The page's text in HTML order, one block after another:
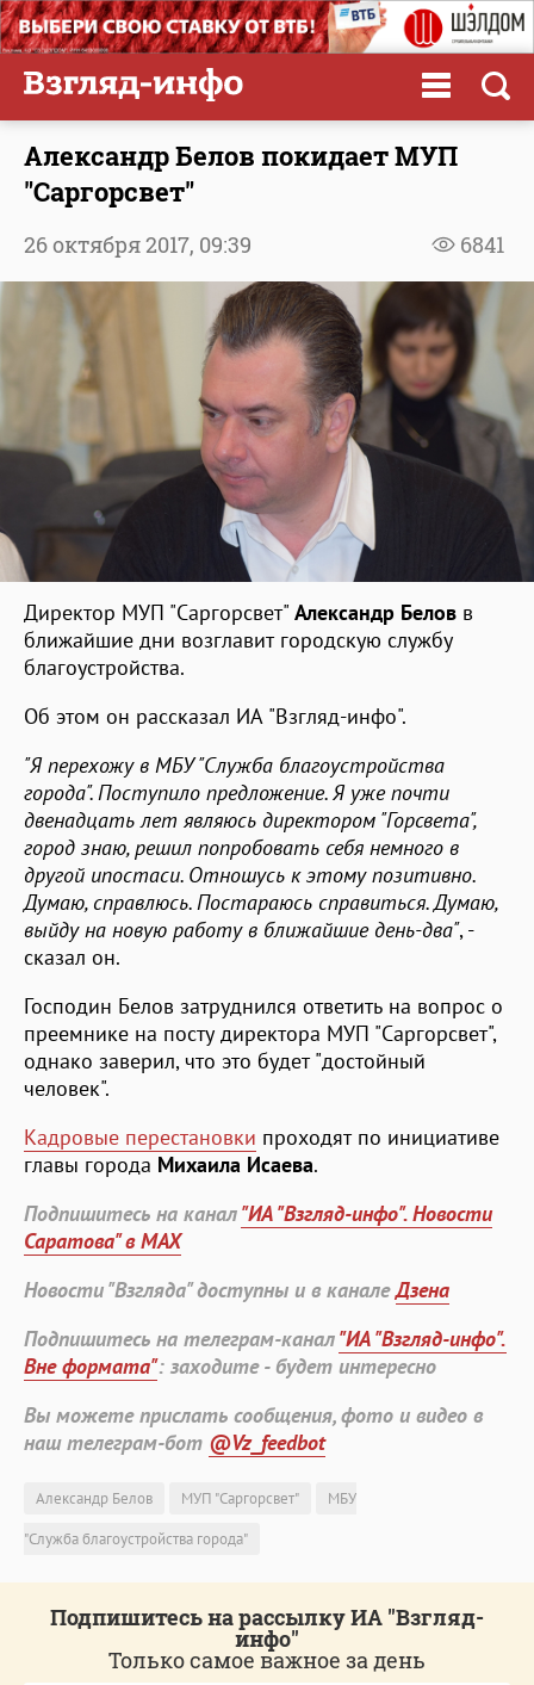
Александр Белов покидает МУП
"Саргорсвет"
6841
26 октября 2017, 09:39
Директор МУП "Саргорсвет" Александр Белов в
ближайшие дни возглавит городскую службу
благоустройства.
Об этом он рассказал ИА "Взгляд-инфо".
"Я перехожу в МБУ "Служба благоустройства
города". Поступило предложение. Я уже почти
двенадцать лет являюсь директором "Горсвета",
город знаю, решил попробовать себя немного в
другой ипостаси. Отношусь к этому позитивно.
Думаю, справлюсь. Постараюсь справиться. Думаю,
выйду на новую работу в ближайшие день-два", -
сказал он.
Господин Белов затруднился ответить на вопрос о
преемнике на посту директора МУП "Саргорсвет",
однако заверил, что это будет "достойный
человек".
Кадровые перестановки проходят по инициативе
главы города Михаила Исаева.
Подпишитесь на канал"ИА "Взгляд-инфо". Новости
Саратова" в MAX
Новости "Взгляда" доступны и в каналеДзена
Подпишитесь на телеграм-канал"ИА "Взгляд-инфо".
Вне формата": заходите - будет интересно
Вы можете прислать сообщения, фото и видео в
наш телеграм-бот @Vz_feedbot
Александр Белов МУП "Саргорсвет"
МБУ
"Служба благоустройства города"
Подпишитесь на рассылку ИА "Взгляд-
инфо"
Только самое важное за день